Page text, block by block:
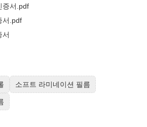
증서.pdf
서.pdf
서
소프트 라미네이션 필름